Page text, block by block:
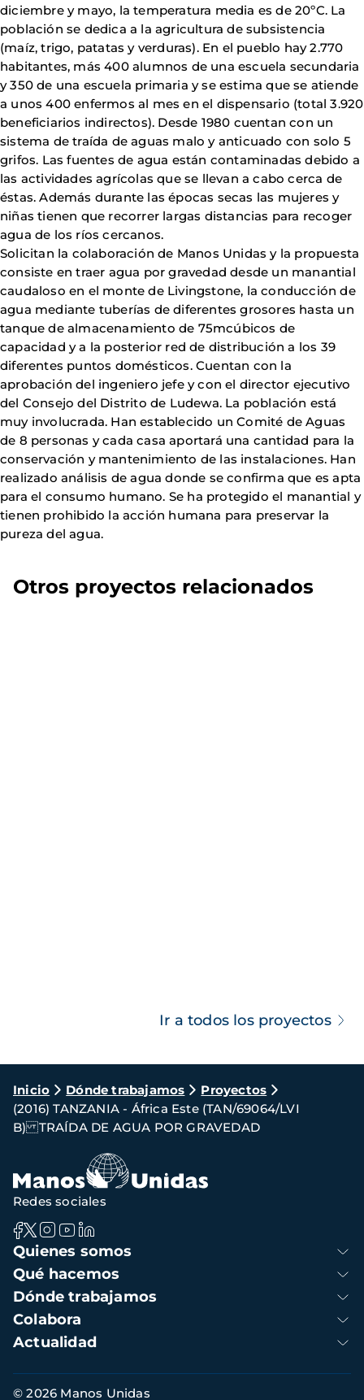
diciembre y mayo, la temperatura media es de 20ºC. La
población se dedica a la agricultura de subsistencia
(maíz, trigo, patatas y verduras). En el pueblo hay 2.770
habitantes, más 400 alumnos de una escuela secundaria
y 350 de una escuela primaria y se estima que se atiende
a unos 400 enfermos al mes en el dispensario (total 3.920
beneficiarios indirectos). Desde 1980 cuentan con un
sistema de traída de aguas malo y anticuado con solo 5
grifos. Las fuentes de agua están contaminadas debido a
las actividades agrícolas que se llevan a cabo cerca de
éstas. Además durante las épocas secas las mujeres y
niñas tienen que recorrer largas distancias para recoger
agua de los ríos cercanos.
Solicitan la colaboración de Manos Unidas y la propuesta
consiste en traer agua por gravedad desde un manantial
caudaloso en el monte de Livingstone, la conducción de
agua mediante tuberías de diferentes grosores hasta un
tanque de almacenamiento de 75mcúbicos de
capacidad y a la posterior red de distribución a los 39
diferentes puntos domésticos. Cuentan con la
aprobación del ingeniero jefe y con el director ejecutivo
del Consejo del Distrito de Ludewa. La población está
muy involucrada. Han establecido un Comité de Aguas
de 8 personas y cada casa aportará una cantidad para la
conservación y mantenimiento de las instalaciones. Han
realizado análisis de agua donde se confirma que es apta
para el consumo humano. Se ha protegido el manantial y
tienen prohibido la acción humana para preservar la
pureza del agua.
Otros proyectos relacionados
Ir a todos los proyectos
Ruta
de
navegación
Inicio Dónde trabajamos
Proyectos
(2016) TANZANIA - África Este (TAN/69064/LVI
B) TRAÍDA DE AGUA POR GRAVEDAD
Navegación
principal
Quienes somos
Qué hacemos
Dónde trabajamos
Colabora
Actualidad
Redes sociales
Información
© 2026 Manos Unidas